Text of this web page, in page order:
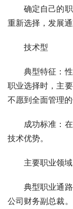
确定自己的职
重新选择，发展
技术型
典型特征：性
职业选择时，主
不愿到全面管理
成功标准：在
技术优势。
主要职业领域
典型职业通路
公司财务副总裁